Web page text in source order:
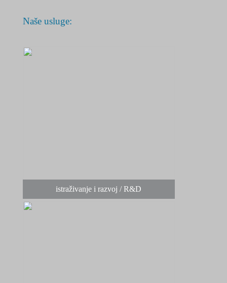
Naše usluge:
istraživanje i razvoj / R&D